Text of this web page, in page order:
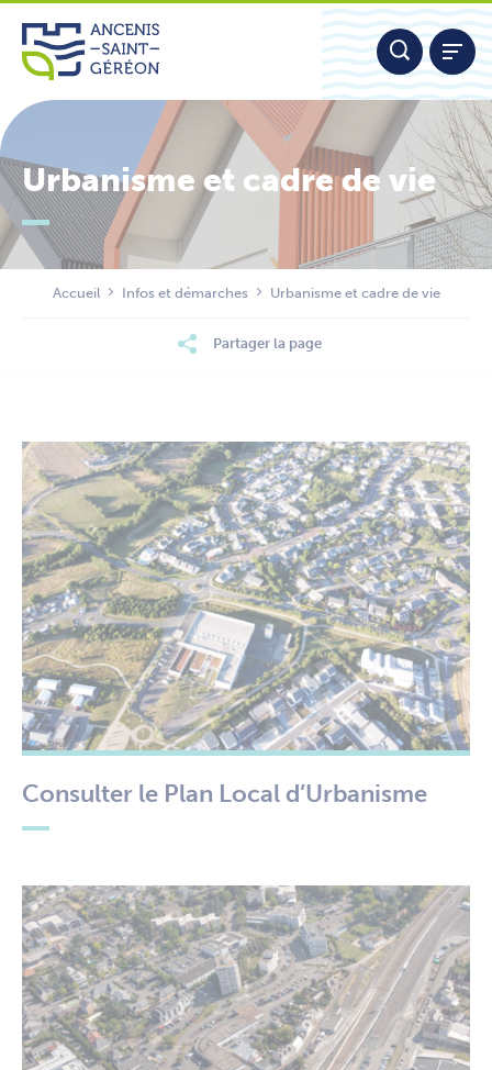
Aller
contenu
Nous contacter
Urbanisme et cadre de vie
Accueil Infos et démarches Urbanisme et cadre de vie
Partager la page
Consulter le Plan Local d’Urbanisme
Panneau de gestion des cookies